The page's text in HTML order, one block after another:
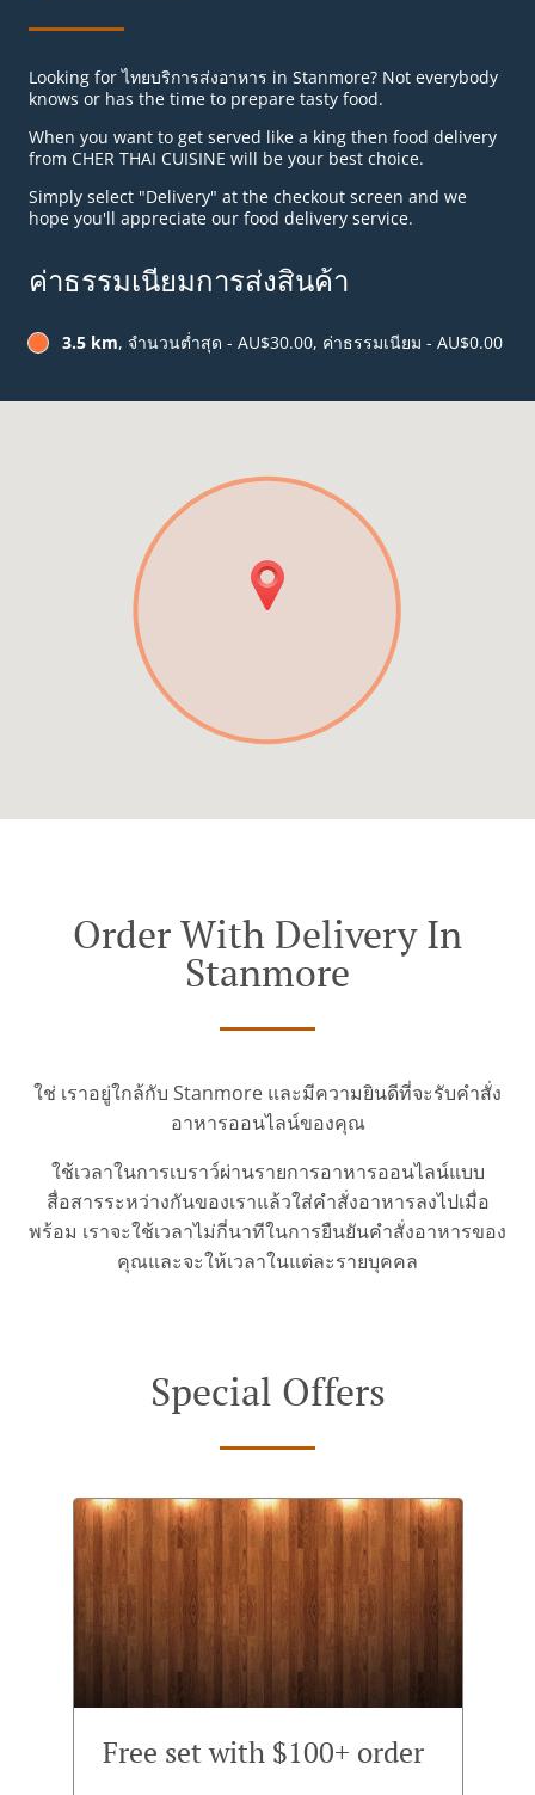
Looking for ไทยบริการส่งอาหาร in Stanmore? Not everybody
knows or has the time to prepare tasty food.
When you want to get served like a king then food delivery
from CHER THAI CUISINE will be your best choice.
Simply select "Delivery" at the checkout screen and we
hope you'll appreciate our food delivery service.
ค่าธรรมเนียมการส่งสินค้า
3.5 km, จำนวนต่ำสุด - AU$30.00, ค่าธรรมเนียม - AU$0.00
Order With Delivery In
Stanmore
ใช่ เราอยู่ใกล้กับ Stanmore และมีความยินดีที่จะรับคำสั่ง
อาหารออนไลน์ของคุณ
ใช้เวลาในการเบราว์ผ่านรายการอาหารออนไลน์แบบ
สื่อสารระหว่างกันของเราแล้วใส่คำสั่งอาหารลงไปเมื่อ
พร้อม เราจะใช้เวลาไม่กี่นาทีในการยืนยันคำสั่งอาหารของ
คุณและจะให้เวลาในแต่ละรายบุคคล
Special Offers
Free set with $100+ order